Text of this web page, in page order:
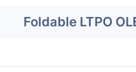
Foldable LTPO